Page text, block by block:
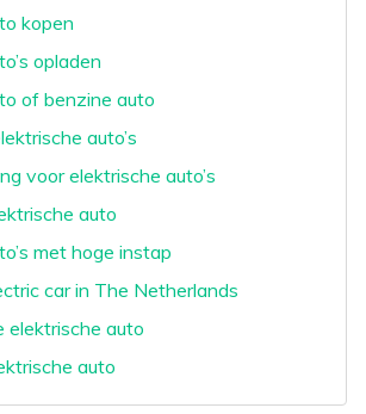
kopen
opladen
of benzine auto
auto’s
voor elektrische auto’s
auto
met hoge instap
car in The Netherlands
elektrische auto
auto